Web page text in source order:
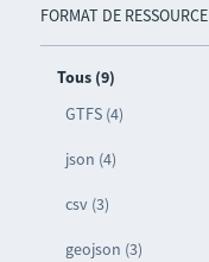
FORMAT DE RESSOURCE
Tous (9)
GTFS (4)
json (4)
csv (3)
geojson (3)